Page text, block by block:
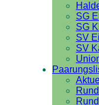
SG
SG
SV
SV